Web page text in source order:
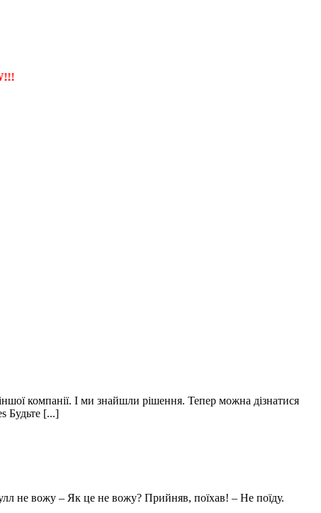
компанії. І ми знайшли рішення. Тепер можна дізнатися
Будьте [...]
не вожу – Як це не вожу? Прийняв, поїхав! – Не поїду.